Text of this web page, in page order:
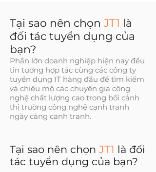
Tại sao nên chọn JT1 là
đối tác tuyển dụng của
bạn?
Phần lớn doanh nghiệp hiện nay đều
tin tưởng hợp tác cùng các công ty
tuyển dụng IT hàng đầu để tìm kiếm
và chiêu mộ các chuyên gia công
nghệ chất lượng cao trong bối cảnh
thị trường công nghệ cạnh tranh
ngày càng cạnh tranh.
Tại sao nên chọn JT1 là đối
tác tuyển dụng của bạn?